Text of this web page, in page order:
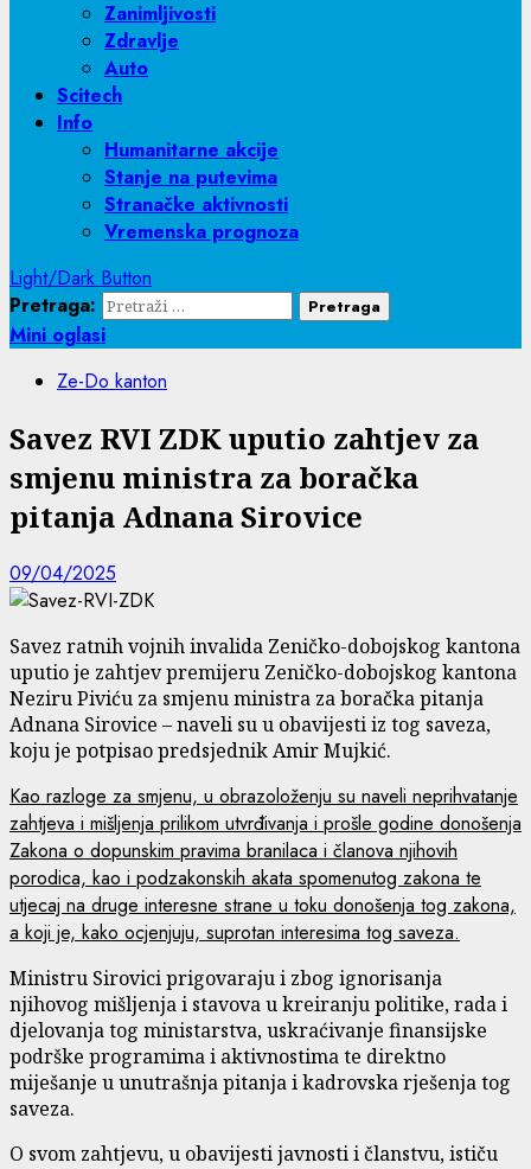
Zanimljivosti
Zdravlje
Auto
Scitech
Info
Humanitarne akcije
Stanje na putevima
Stranačke aktivnosti
Vremenska prognoza
Light/Dark Button
Pretraga:
Mini oglasi
Ze-Do kanton
Savez RVI ZDK uputio zahtjev za
smjenu ministra za boračka
pitanja Adnana Sirovice
09/04/2025
Savez ratnih vojnih invalida Zeničko-dobojskog kantona
uputio je zahtjev premijeru Zeničko-dobojskog kantona
Neziru Piviću za smjenu ministra za boračka pitanja
Adnana Sirovice – naveli su u obavijesti iz tog saveza,
koju je potpisao predsjednik Amir Mujkić.
Kao razloge za smjenu, u obrazoloženju su naveli neprihvatanje
zahtjeva i mišljenja prilikom utvrđivanja i prošle godine donošenja
Zakona o dopunskim pravima branilaca i članova njihovih
porodica, kao i podzakonskih akata spomenutog zakona te
utjecaj na druge interesne strane u toku donošenja tog zakona,
a koji je, kako ocjenjuju, suprotan interesima tog saveza.
Ministru Sirovici prigovaraju i zbog ignorisanja
njihovog mišljenja i stavova u kreiranju politike, rada i
djelovanja tog ministarstva, uskraćivanje finansijske
podrške programima i aktivnostima te direktno
miješanje u unutrašnja pitanja i kadrovska rješenja tog
saveza.
O svom zahtjevu, u obavijesti javnosti i članstvu, ističu